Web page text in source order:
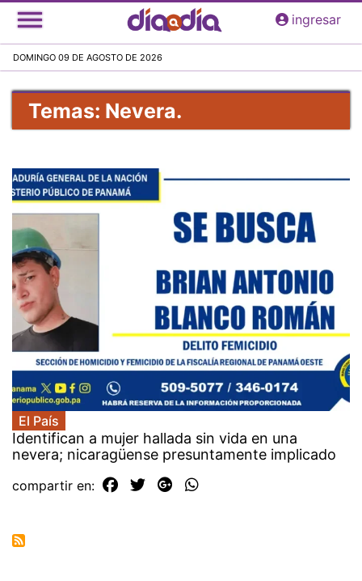
Pasar
al
principal
ingresar
DOMINGO 09 DE AGOSTO DE 2026
Temas: Nevera.
El País
Identifican a mujer hallada sin vida en una
nevera; nicaragüense presuntamente implicado
compartir en: